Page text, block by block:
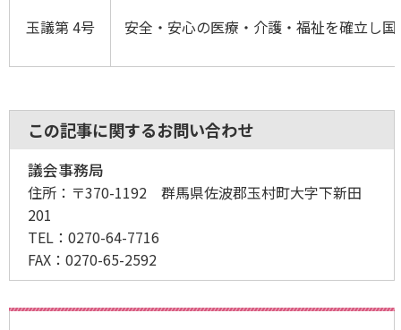
玉議第 4号 安全・安心の医療・介護・福祉を確立し
この記事に関するお問い合わせ
議会事務局
住所： 〒370-1192 群馬県佐波郡玉村町大字下新田
201
TEL： 0270-64-7716
FAX： 0270-65-2592